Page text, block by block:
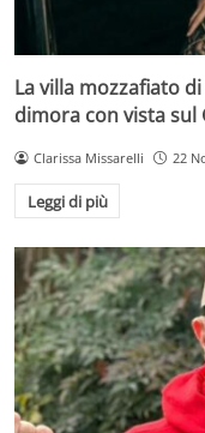
La villa mozzafiato
dimora con vista sul
Clarissa Missarelli 22
Leggi di più